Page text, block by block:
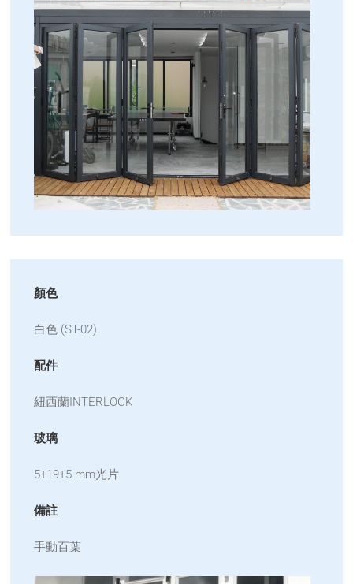
顏色
白色 (ST-02)
配件
紐西蘭INTERLOCK
玻璃
5+19+5 mm光片
備註
手動百葉